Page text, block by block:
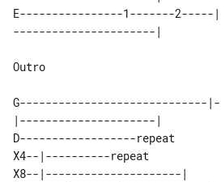
E----------------1-------
----------------------|
Outro
G-----------------------------
|---------------------|
D------------------repeat
X4--|----------repeat
X8--|---------------------|